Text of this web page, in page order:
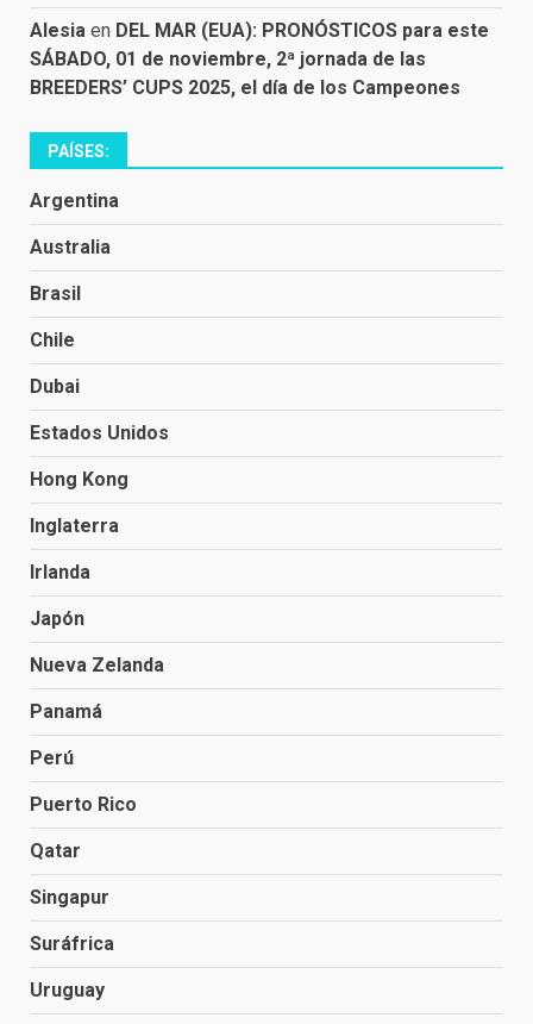
Alesia en DEL MAR (EUA): PRONÓSTICOS para este
SÁBADO, 01 de noviembre, 2ª jornada de las
BREEDERS’ CUPS 2025, el día de los Campeones
PAÍSES:
Argentina
Australia
Brasil
Chile
Dubai
Estados Unidos
Hong Kong
Inglaterra
Irlanda
Japón
Nueva Zelanda
Panamá
Perú
Puerto Rico
Qatar
Singapur
Suráfrica
Uruguay